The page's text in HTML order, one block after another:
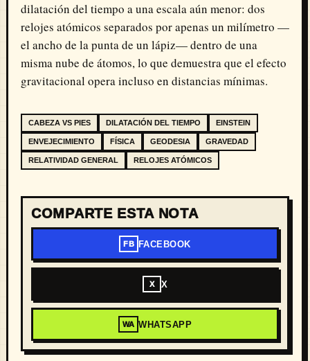
dilatación del tiempo a una escala aún menor: dos
relojes atómicos separados por apenas un milímetro —
el ancho de la punta de un lápiz— dentro de una
misma nube de átomos, lo que demuestra que el efecto
gravitacional opera incluso en distancias mínimas.
CABEZA VS PIES DILATACIÓN DEL TIEMPO EINSTEIN
ENVEJECIMIENTO FÍSICA GEODESIA GRAVEDAD
RELATIVIDAD GENERAL RELOJES ATÓMICOS
COMPARTE ESTA NOTA
FB FACEBOOK
X X
WA WHATSAPP